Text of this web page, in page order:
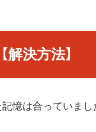
解決方法】
記憶は合っていま